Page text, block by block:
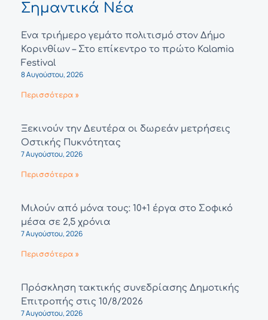
Σημαντικά Νέα
Ένα τριήμερο γεμάτο πολιτισμό στον Δήμο
Κορινθίων – Στο επίκεντρο το πρώτο Kalamia
Festival
8 Αυγούστου, 2026
Περισσότερα »
Ξεκινούν την Δευτέρα οι δωρεάν μετρήσεις
Οστικής Πυκνότητας
7 Αυγούστου, 2026
Περισσότερα »
Μιλούν από μόνα τους: 10+1 έργα στο Σοφικό
μέσα σε 2,5 χρόνια
7 Αυγούστου, 2026
Περισσότερα »
Πρόσκληση τακτικής συνεδρίασης Δημοτικής
Επιτροπής στις 10/8/2026
7 Αυγούστου, 2026